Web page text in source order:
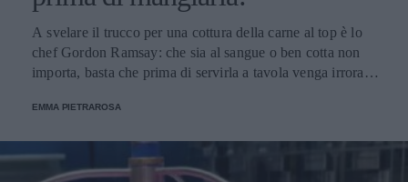
A svelare il trucco per una cottura della carne al top è lo
chef Gordon Ramsay: che sia al sangue o ben cotta non
importa, basta che prima di servirla a tavola venga irrorata
EMMA PIETRAROSA